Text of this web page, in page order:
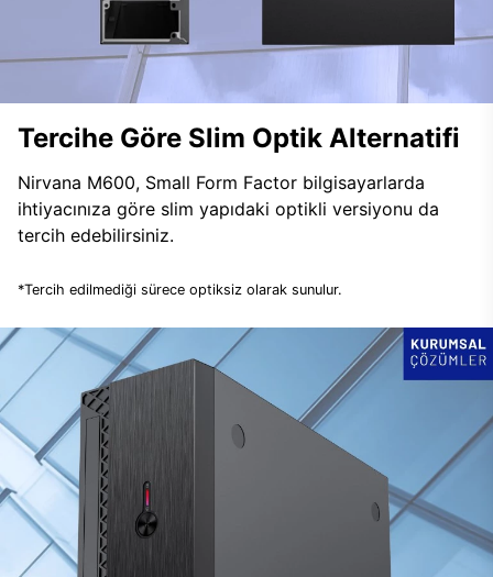
Tercihe Göre Slim Optik Alternatifi
Nirvana M600, Small Form Factor bilgisayarlarda
ihtiyacınıza göre slim yapıdaki optikli versiyonu da
tercih edebilirsiniz.
*Tercih edilmediği sürece optiksiz olarak sunulur.